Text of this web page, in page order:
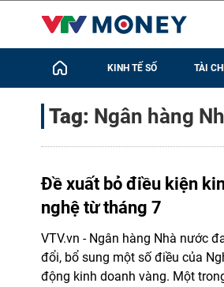
KINH TẾ SỐ TÀI
Tag: Ngân hàng
Đề xuất bỏ điều kiện
nghệ từ tháng 7
VTV.vn - Ngân hàng Nhà nước
đổi, bổ sung một số điều của
động kinh doanh vàng. Một